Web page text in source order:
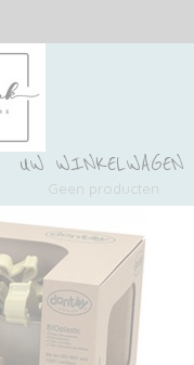
UW WINKELWAGEN
Geen producten